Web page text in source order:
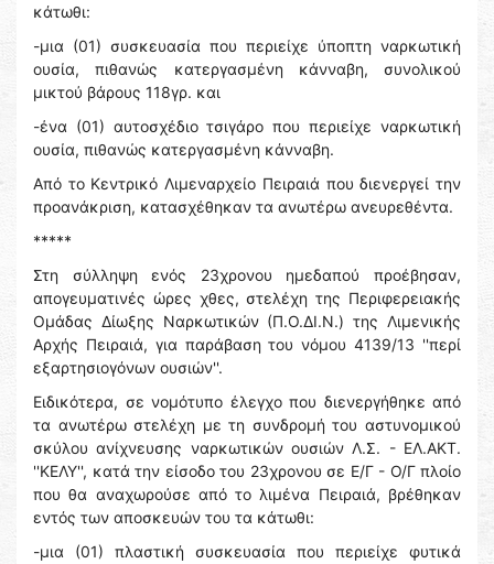
κάτωθι:
-μια (01) συσκευασία που περιείχε ύποπτη ναρκωτική
ουσία, πιθανώς κατεργασμένη κάνναβη, συνολικού
μικτού βάρους 118γρ. και
-ένα (01) αυτοσχέδιο τσιγάρο που περιείχε ναρκωτική
ουσία, πιθανώς κατεργασμένη κάνναβη.
Από το Κεντρικό Λιμεναρχείο Πειραιά που διενεργεί την
προανάκριση, κατασχέθηκαν τα ανωτέρω ανευρεθέντα.
*****
Στη σύλληψη ενός 23χρονου ημεδαπού προέβησαν,
απογευματινές ώρες χθες, στελέχη της Περιφερειακής
Ομάδας Δίωξης Ναρκωτικών (Π.Ο.ΔΙ.Ν.) της Λιμενικής
Αρχής Πειραιά, για παράβαση του νόμου 4139/13 ''περί
εξαρτησιογόνων ουσιών''.
Ειδικότερα, σε νομότυπο έλεγχο που διενεργήθηκε από
τα ανωτέρω στελέχη με τη συνδρομή του αστυνομικού
σκύλου ανίχνευσης ναρκωτικών ουσιών Λ.Σ. - ΕΛ.ΑΚΤ.
''ΚΕΛΥ'', κατά την είσοδο του 23χρονου σε Ε/Γ - Ο/Γ πλοίο
που θα αναχωρούσε από το λιμένα Πειραιά, βρέθηκαν
εντός των αποσκευών του τα κάτωθι:
-μια (01) πλαστική συσκευασία που περιείχε φυτικά